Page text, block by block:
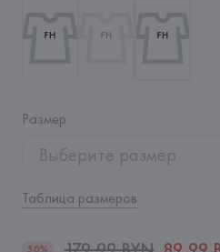
Размер:
Выберите размер
Таблица размеров
50%